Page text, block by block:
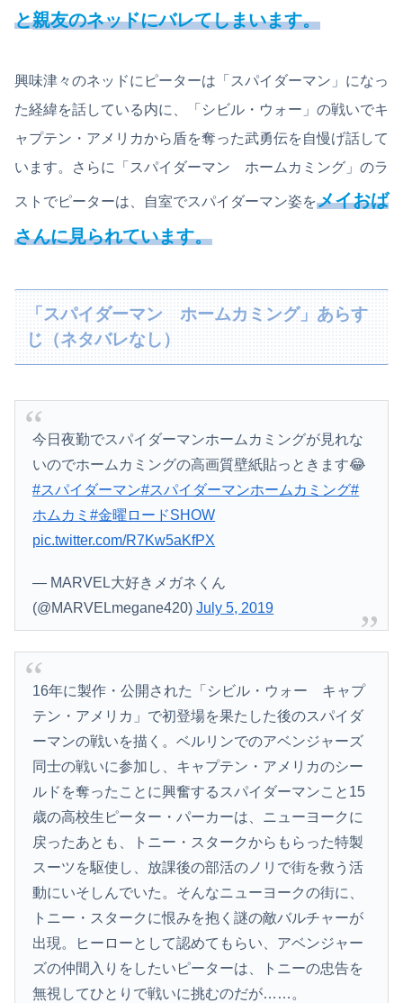
と親友のネッドにバレてしまいます。
興味津々のネッドにピーターは「スパイダーマン」になっ
た経緯を話している内に、「シビル・ウォー」の戦いでキ
ャプテン・アメリカから盾を奪った武勇伝を自慢げ話して
います。さらに「スパイダーマン ホームカミング」のラ
ストでピーターは、自室でスパイダーマン姿をメイおば
さんに見られています。
「スパイダーマン ホームカミング」あらす
じ（ネタバレなし）
今日夜勤でスパイダーマンホームカミングが見れな
いのでホームカミングの高画質壁紙貼っときます😂
#スパイダーマン#スパイダーマンホームカミング#
ホムカミ#金曜ロードSHOW
pic.twitter.com/R7Kw5aKfPX
— MARVEL大好きメガネくん
(@MARVELmegane420)July 5, 2019
16年に製作・公開された「シビル・ウォー キャプ
テン・アメリカ」で初登場を果たした後のスパイダ
ーマンの戦いを描く。ベルリンでのアベンジャーズ
同士の戦いに参加し、キャプテン・アメリカのシー
ルドを奪ったことに興奮するスパイダーマンこと15
歳の高校生ピーター・パーカーは、ニューヨークに
戻ったあとも、トニー・スタークからもらった特製
スーツを駆使し、放課後の部活のノリで街を救う活
動にいそしんでいた。そんなニューヨークの街に、
トニー・スタークに恨みを抱く謎の敵バルチャーが
出現。ヒーローとして認めてもらい、アベンジャー
ズの仲間入りをしたいピーターは、トニーの忠告を
無視してひとりで戦いに挑むのだが……。